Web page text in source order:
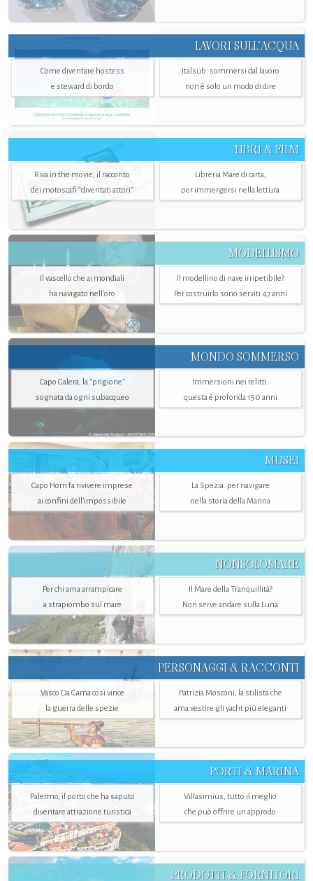
LAVORI SULL’ACQUA
Come diventare hostess
e steward di bordo
Italsub: sommersi dal lavoro
non è solo un modo di dire
LIBRI & FILM
Riva in the movie, il racconto
dei motoscafi “diventati attori”
Libreria Mare di carta,
per immergersi nella lettura
MODELLISMO
Il vascello che ai mondiali
ha navigato nell’oro
Il modellino di nave irripetibile?
Per costruirlo sono serviti 47 anni
MONDO SOMMERSO
Capo Galera, la "prigione"
sognata da ogni subacqueo
Immersioni nei relitti:
questa è profonda 150 anni
MUSEI
Capo Horn fa rivivere imprese
ai confini dell’impossibile
La Spezia. per navigare
nella storia della Marina
NONSOLOMARE
Per chi ama arrampicare
a strapiombo sul mare
Il Mare della Tranquillità?
Non serve andare sulla Luna
PERSONAGGI & RACCONTI
Vasco Da Gama così vince
la guerra delle spezie
Patrizia Mosconi, la stilista che
ama vestire gli yacht più eleganti
PORTI & MARINA
Palermo, il porto che ha saputo
diventare attrazione turistica
Villasimius, tutto il meglio
che può offrire un approdo
PRODOTTI & FORNITORI